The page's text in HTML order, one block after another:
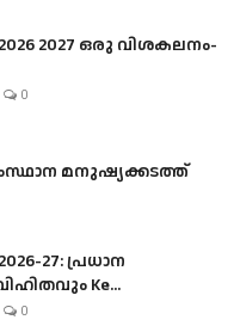
2027 ഒരു വിശകലനം-
0
മനുഷ്യക്കടത്ത്
27: പ്രധാന
Ke...
0